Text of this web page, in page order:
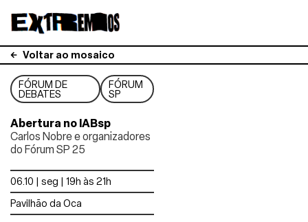
Voltar ao mosaico
FÓRUM DE
DEBATES
FÓRUM
SP
Abertura no IABsp
Carlos Nobre e organizadores
do Fórum SP 25
06.10 | seg | 19h às 21h
Pavilhão da Oca